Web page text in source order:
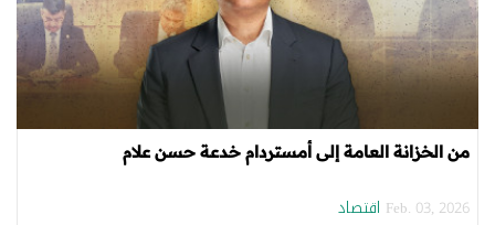
من الخزانة العامة إلى أمستردام خدعة حسن علام
Feb. 03, 2026 اقتصاد